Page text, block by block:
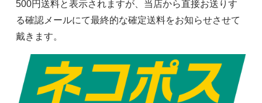
500円送料と表示されますが、当店から直接お送りす
る確認メールにて最終的な確定送料をお知らせさせて
戴きます。